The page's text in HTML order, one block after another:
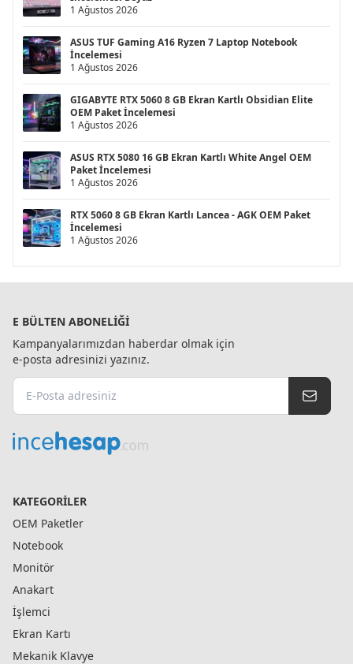
1 Ağustos 2026
ASUS TUF Gaming A16 Ryzen 7 Laptop Notebook
İncelemesi
1 Ağustos 2026
GIGABYTE RTX 5060 8 GB Ekran Kartlı Obsidian Elite
OEM Paket İncelemesi
1 Ağustos 2026
ASUS RTX 5080 16 GB Ekran Kartlı White Angel OEM
Paket İncelemesi
1 Ağustos 2026
RTX 5060 8 GB Ekran Kartlı Lancea - AGK OEM Paket
İncelemesi
1 Ağustos 2026
E BÜLTEN ABONELIĞI
Kampanyalarımızdan haberdar olmak için
e-posta adresinizi yazınız.
KATEGORILER
OEM Paketler
Notebook
Monitör
Anakart
İşlemci
Ekran Kartı
Mekanik Klavye